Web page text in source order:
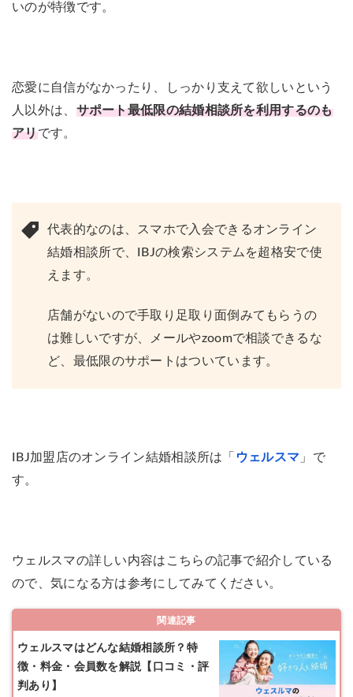
いのが特徴です。
恋愛に自信がなかったり、しっかり支えて欲しいという
人以外は、 サポート最低限の結婚相談所を利用するのも
アリです。
代表的なのは、スマホで入会できるオンライン
結婚相談所で、IBJの検索システムを超格安で使
えます。
店舗がないので手取り足取り面倒みてもらうの
は難しいですが、メールやzoomで相談できるな
ど、最低限のサポートはついています。
IBJ加盟店のオンライン結婚相談所は「 ウェルスマ 」で
す。
ウェルスマの詳しい内容はこちらの記事で紹介している
ので、気になる方は参考にしてみてください。
関連記事
ウェルスマはどんな結婚相談所？特
徴・料金・会員数を解説【口コミ・評
判あり】